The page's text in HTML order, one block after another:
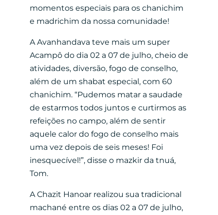
momentos especiais para os chanichim
e madrichim da nossa comunidade!
A Avanhandava teve mais um super
Acampô do dia 02 a 07 de julho, cheio de
atividades, diversão, fogo de conselho,
além de um shabat especial, com 60
chanichim. “Pudemos matar a saudade
de estarmos todos juntos e curtirmos as
refeições no campo, além de sentir
aquele calor do fogo de conselho mais
uma vez depois de seis meses! Foi
inesquecível!”, disse o mazkir da tnuá,
Tom.
A Chazit Hanoar realizou sua tradicional
machané entre os dias 02 a 07 de julho,